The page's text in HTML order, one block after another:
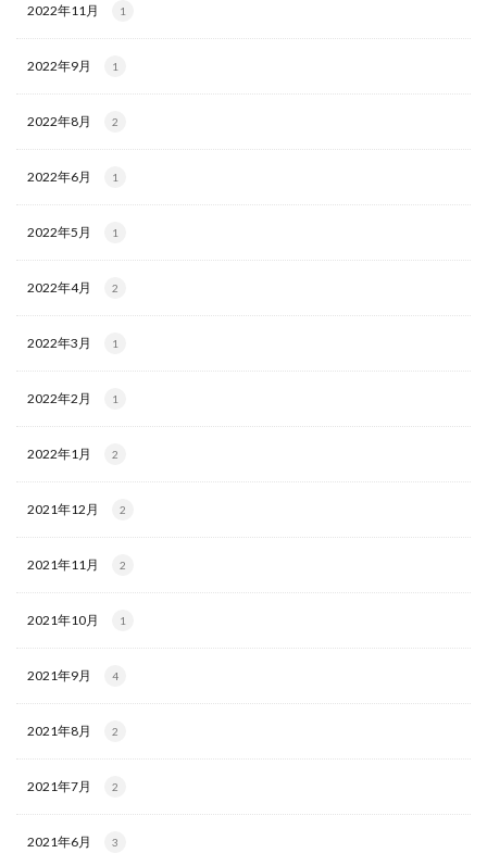
2022年11月 1
2022年9月 1
2022年8月 2
2022年6月 1
2022年5月 1
2022年4月 2
2022年3月 1
2022年2月 1
2022年1月 2
2021年12月 2
2021年11月 2
2021年10月 1
2021年9月 4
2021年8月 2
2021年7月 2
2021年6月 3